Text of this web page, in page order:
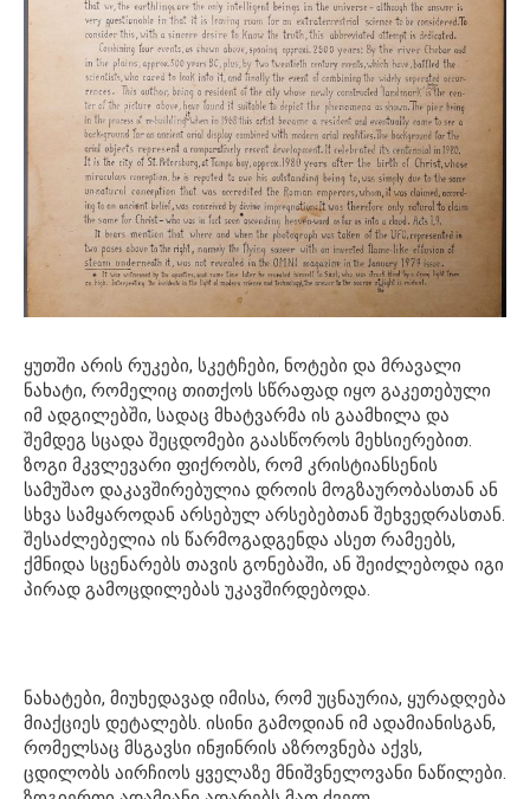
ყუთში არის რუკები, სკეტჩები, ნოტები და მრავალი
ნახატი, რომელიც თითქოს სწრაფად იყო გაკეთებული
იმ ადგილებში, სადაც მხატვარმა ის გაამხილა და
შემდეგ სცადა შეცდომები გაასწოროს მეხსიერებით.
ზოგი მკვლევარი ფიქრობს, რომ კრისტიანსენის
სამუშაო დაკავშირებულია დროის მოგზაურობასთან ან
სხვა სამყაროდან არსებულ არსებებთან შეხვედრასთან.
შესაძლებელია ის წარმოგადგენდა ასეთ რამეებს,
ქმნიდა სცენარებს თავის გონებაში, ან შეიძლებოდა იგი
პირად გამოცდილებას უკავშირდებოდა.
ნახატები, მიუხედავად იმისა, რომ უცნაურია, ყურადღება
მიაქციეს დეტალებს. ისინი გამოდიან იმ ადამიანისგან,
რომელსაც მსგავსი ინჟინრის აზროვნება აქვს,
ცდილობს აირჩიოს ყველაზე მნიშვნელოვანი ნაწილები.